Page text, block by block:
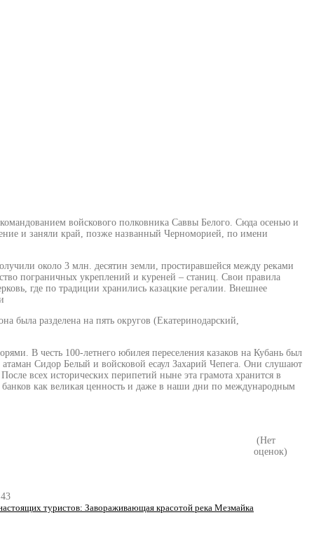
войскового полковника Саввы Белого. Сюда осенью и
и заняли край, позже названный Черноморией, по имени
около 3 млн. десятин земли, простиравшейся между реками
пограничных укреплений и куреней – станиц. Свои правила
где по традиции хранились казацкие регалии. Внешнее
была разделена на пять округов (Екатеринодарский,
В честь 100-летнего юбилея переселения казаков на Кубань был
Сидор Белый и войсковой есаул Захарий Чепега. Они слушают
всех исторических перипетий ныне эта грамота хранится в
как великая ценность и даже в наши дни по международным
туристов: Завораживающая красотой река Мезмайка
(Нет
оценок)